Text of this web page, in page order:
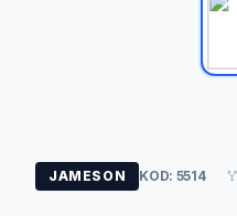
JAMESON KOD: 5514